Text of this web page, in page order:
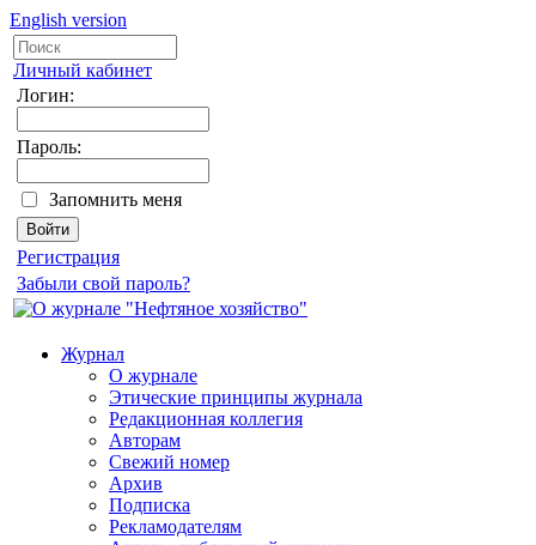
English version
Личный кабинет
Логин:
Пароль:
Запомнить меня
Регистрация
Забыли свой пароль?
Журнал
О журнале
Этические принципы журнала
Редакционная коллегия
Авторам
Свежий номер
Архив
Подписка
Рекламодателям